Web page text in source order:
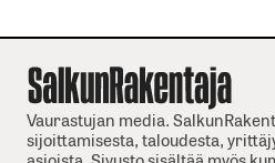
Vaurastujan media.
sijoittamisesta, taloudesta,